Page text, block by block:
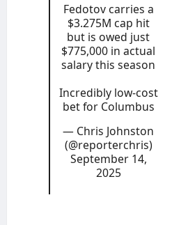
Fedotov carries a
$3.275M cap hit
but is owed just
$775,000 in actual
salary this season
Incredibly low-cost
bet for Columbus
— Chris Johnston
(@reporterchris)
September 14,
2025